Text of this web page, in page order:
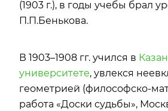
(1903 г.), в годы учебы брал
П.П.Бенькова.
В 1903–1908 гг. учился в
университете, увлекся
геометрией (философско-
работа «Доски судьбы»,